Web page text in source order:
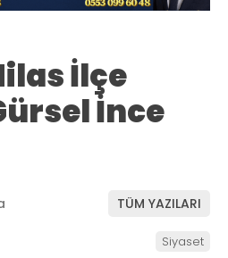
İlçe
İnce
TÜM YAZILARI
Siyaset